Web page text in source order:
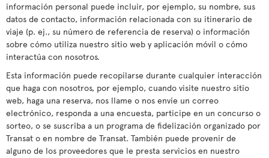
información personal puede incluir, por ejemplo, su nombre, sus
datos de contacto, información relacionada con su itinerario de
viaje (p. ej., su número de referencia de reserva) o información
sobre cómo utiliza nuestro sitio web y aplicación móvil o cómo
interactúa con nosotros.
Esta información puede recopilarse durante cualquier interacción
que haga con nosotros, por ejemplo, cuando visite nuestro sitio
web, haga una reserva, nos llame o nos envíe un correo
electrónico, responda a una encuesta, participe en un concurso o
sorteo, o se suscriba a un programa de fidelización organizado por
Transat o en nombre de Transat. También puede provenir de
alguno de los proveedores que le presta servicios en nuestro